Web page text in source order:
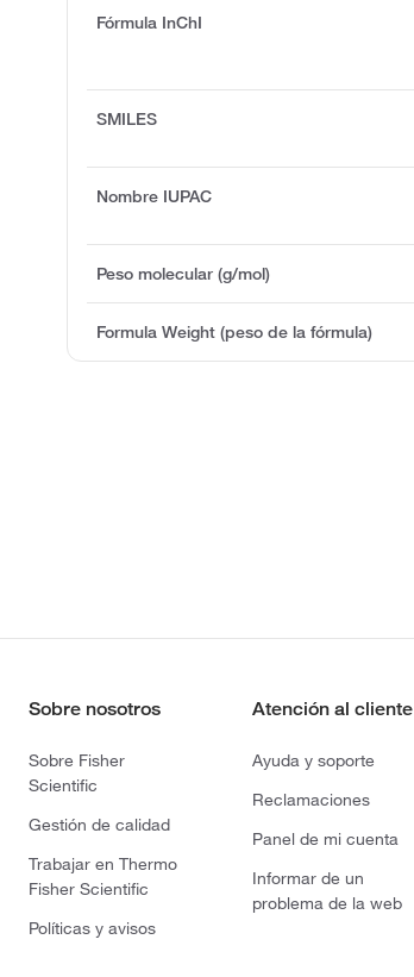
Fórmula InChI
SMILES
Nombre IUPAC
Peso molecular (g/mol)
Formula Weight (peso de la fórmula)
Sobre nosotros
Sobre Fisher
Scientific
Gestión de calidad
Trabajar en Thermo
Fisher Scientific
Políticas y avisos
Atención al cliente
Ayuda y soporte
Reclamaciones
Panel de mi cuenta
Informar de un
problema de la web